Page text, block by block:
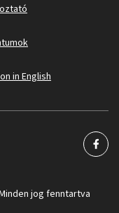
in English
jog fenntartva